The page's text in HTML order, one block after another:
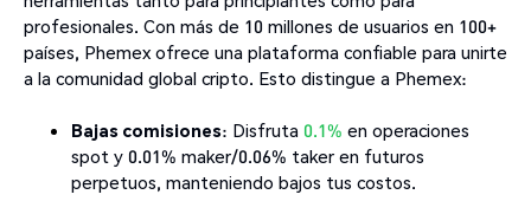
profesionales. Con más de 10 millones de usuarios en 100+
países, Phemex ofrece una plataforma confiable para unirte
a la comunidad global cripto. Esto distingue a Phemex:
Bajas comisiones: Disfruta 0.1% en operaciones
spot y 0.01% maker/0.06% taker en futuros
perpetuos, manteniendo bajos tus costos.